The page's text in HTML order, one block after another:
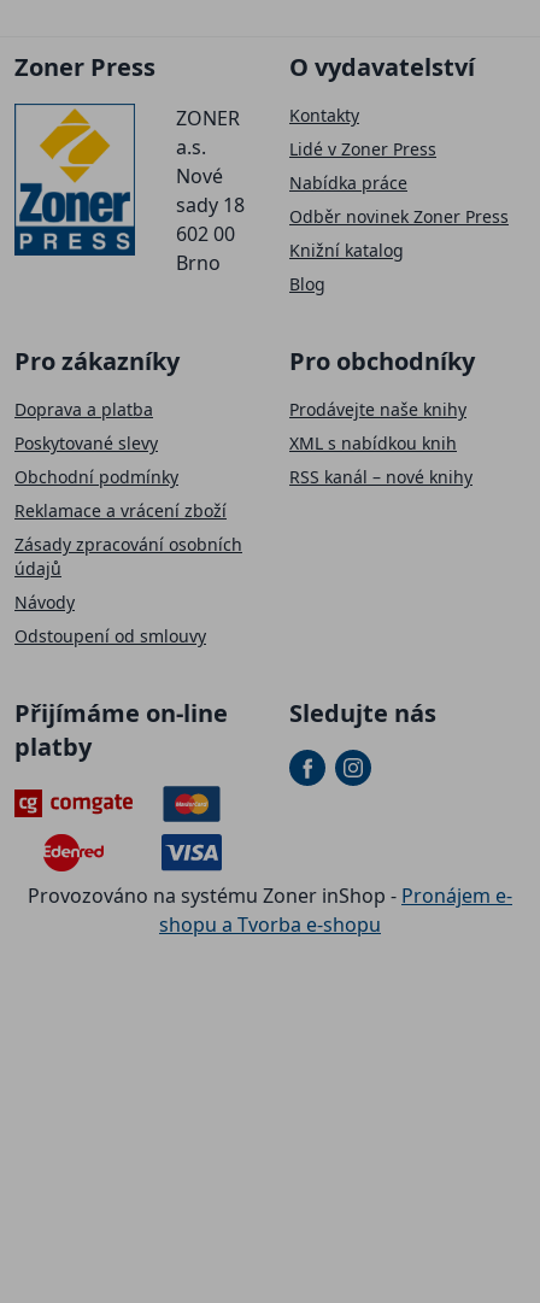
Zoner Press
ZONER
a.s.
Nové
sady 18
602 00
Brno
O vydavatelství
Kontakty
Lidé v Zoner Press
Nabídka práce
Odběr novinek Zoner Press
Knižní katalog
Blog
Pro zákazníky
Doprava a platba
Poskytované slevy
Obchodní podmínky
Reklamace a vrácení zboží
Zásady zpracování osobních
údajů
Návody
Odstoupení od smlouvy
Pro obchodníky
Prodávejte naše knihy
XML s nabídkou knih
RSS kanál – nové knihy
Přijímáme on-line
platby
Sledujte nás
Provozováno na systému Zoner inShop - Pronájem e-
shopu a Tvorba e-shopu